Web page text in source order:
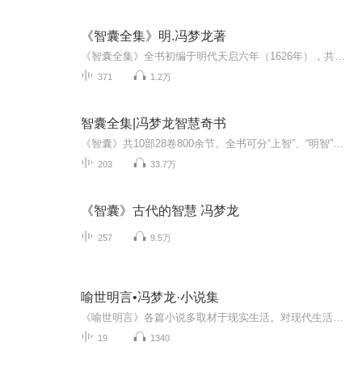
《智囊全集》明.冯梦龙著
371 1.2万
智囊全集|冯梦龙智慧奇书
203 33.7万
《智囊》古代的智慧 冯梦龙
257 9.5万
喻世明言•冯梦龙·小说集
19 1340